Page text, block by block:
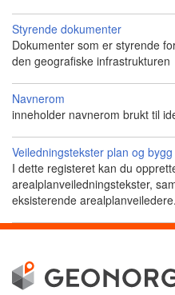
Styrende dokumenter
Dokumenter som er styrende
den geografiske infrastrukturen
Navnerom
inneholder navnerom brukt til
Veiledningstekster plan og bygg
I dette registeret kan du
arealplanveiledningstekster,
eksisterende arealplanveiledere.